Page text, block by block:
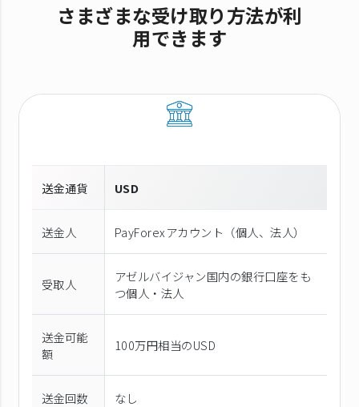
さまざまな受け取り方法が利
用できます
送金通貨 USD
送金人 PayForexアカウント（個⼈、法⼈）
受取人
アゼルバイジャン国内の銀行口座をも
つ個人・法人
送金可能
額
100万円相当のUSD
送金回数 なし